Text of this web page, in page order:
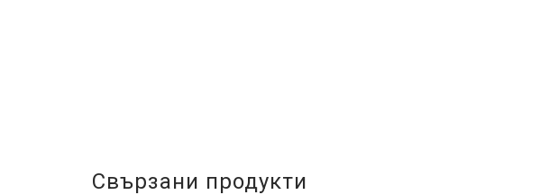
Свързани продукти